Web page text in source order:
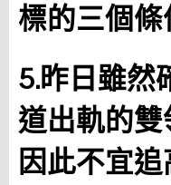
標的三個
5.昨日雖然
道出軌的
因此不宜